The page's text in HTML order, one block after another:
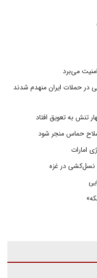
می‌برد
آمریکایی در حملات ایران منهدم شدند
تنش به تعویق افتاد
حماس منجر شود
امارات
نسل‌کشی در غزه